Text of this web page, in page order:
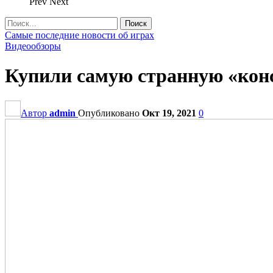
Самые последние новости об играх
Видеообзоры
Купили самую странную
Автор admin Опубликовано Окт 19, 2021 0